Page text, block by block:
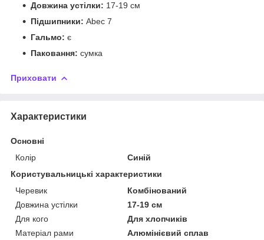
Довжина устілки: 17-19 см
Підшипники: Abec 7
Гальмо: є
Паковання: сумка
Приховати
Характеристики
Основні
Колір
Синій
Користувальницькі характеристики
Черевик
Комбінований
Довжина устілки
17-19 см
Для кого
Для хлопчиків
Матеріал рами
Алюмінієвий сплав